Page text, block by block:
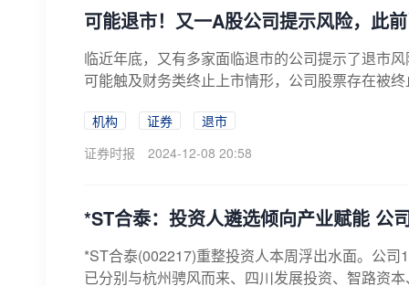
可能退市！又一A股公司提示风险，此
临近年底，又有多家面临退市的公司提示了退市
可能触及财务类终止上市情形，公司股票存在被
机构 证券
退市
证券时报
2024-12-08 20:58
*ST合泰：投资人遴选倾向产业赋能 公
*ST合泰(002217)重整投资人本周浮出水面。公
已分别与杭州骋风而来、四川发展投资、智路资